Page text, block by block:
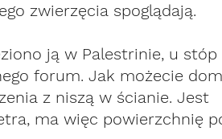
zwierzęcia spoglądają.
ją w Palestrinie, u stóp
forum. Jak możecie
z niszą w ścianie. Jest
ma więc powierzchnię